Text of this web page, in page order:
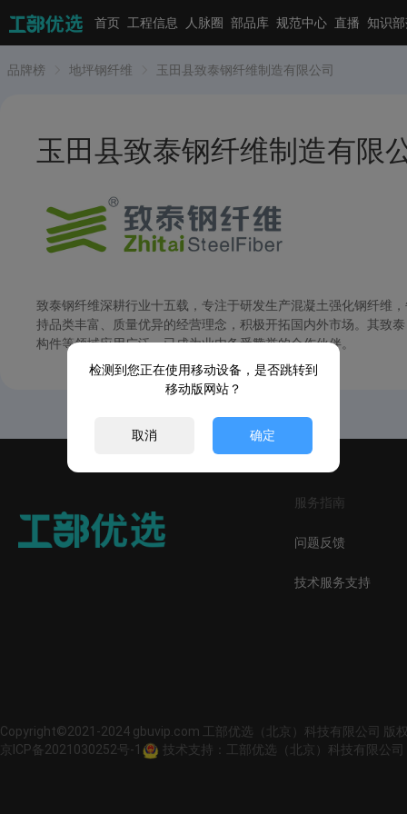
首页 工程信息 人脉圈 部品库 规范中心 直播 知识
品牌榜 地坪钢纤维 玉田县致泰钢纤维制造有限公司
玉田县致泰钢纤维制造有限
致泰钢纤维深耕行业十五载，专注于研发生产混凝土强化钢纤维
持品类丰富、质量优异的经营理念，积极开拓国内外市场。其致
构件等领域应用广泛，已成为业内备受赞誉的合作伙伴。
服务指南
问题反馈
技术服务支持
Copyright©2021-2024 gbuvip.com 工部优选（北京）科技有限公司 版
京ICP备2021030252号-1
技术支持：工部优选（北京）科技有限公司
检测到您正在使用移动设备，是否跳转到
移动版网站？
取消 确定